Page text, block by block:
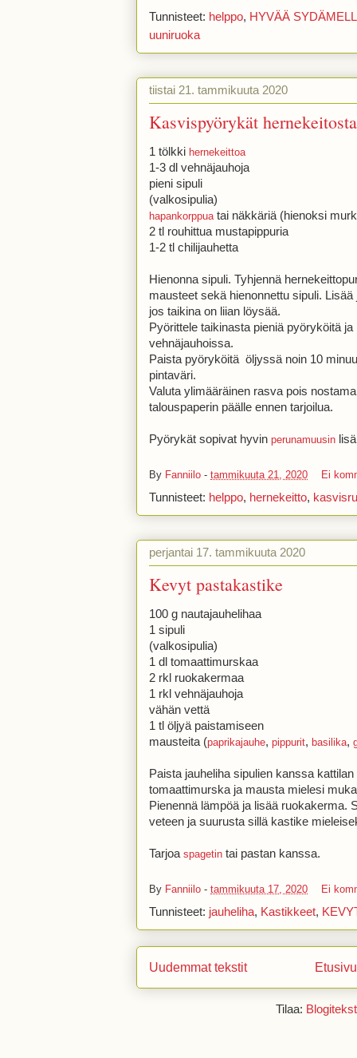
Tunnisteet: helppo, HYVÄÄ
uuniruoka
tiistai 21. tammikuuta 2020
Kasvispyörykät hernekeitosta
1 tölkki hernekeittoa
1-3 dl vehnäjauhoja
pieni sipuli
(valkosipulia)
hapankorppua tai näkkäriä (hienoksi
2 tl rouhittua mustapippuria
1-2 tl chilijauhetta
Hienonna sipuli. Tyhjennä
mausteet sekä hienonnettu sipuli.
jos taikina on liian löysää.
Pyörittele taikinasta pieniä pyöryköitä ja
vehnäjauhoissa.
Paista pyöryköitä öljyssä noin 10
pintaväri.
Valuta ylimääräinen rasva pois
talouspaperin päälle ennen tarjoilua.
Pyörykät sopivat hyvin perunamuusin
By Fanniilo - tammikuuta 21, 2020 Ei
Tunnisteet: helppo, hernekeitto,
perjantai 17. tammikuuta 2020
Kevyt pastakastike
100 g nautajauhelihaa
1 sipuli
(valkosipulia)
1 dl tomaattimurskaa
2 rkl ruokakermaa
1 rkl vehnäjauhoja
vähän vettä
1 tl öljyä paistamiseen
mausteita (paprikajauhe, pippurit, basilika,
Paista jauheliha sipulien kanssa
tomaattimurska ja mausta mielesi
Pienennä lämpöä ja lisää ruokakerma.
veteen ja suurusta sillä kastike
Tarjoa spagetin tai pastan kanssa.
By Fanniilo - tammikuuta 17, 2020 Ei
Tunnisteet: jauheliha, Kastikkeet,
Uudemmat tekstit Etusivu
Tilaa: